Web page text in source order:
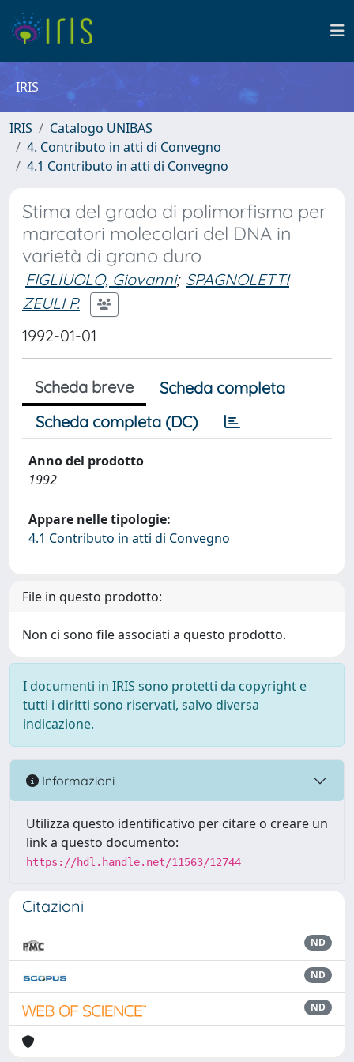
IRIS
IRIS
Catalogo UNIBAS
4. Contributo in atti di Convegno
4.1 Contributo in atti di Convegno
Stima del grado di polimorfismo per
marcatori molecolari del DNA in
varietà di grano duro
FIGLIUOLO, Giovanni; SPAGNOLETTI
ZEULI P.
1992-01-01
Scheda breve
Scheda completa
Scheda completa (DC)
Anno del prodotto
1992
Appare nelle tipologie:
4.1 Contributo in atti di Convegno
File in questo prodotto:
Non ci sono file associati a questo prodotto.
I documenti in IRIS sono protetti da copyright e
tutti i diritti sono riservati, salvo diversa
indicazione.
Informazioni
Utilizza questo identificativo per citare o creare un
link a questo documento:
https://hdl.handle.net/11563/12744
Citazioni
ND
ND
ND